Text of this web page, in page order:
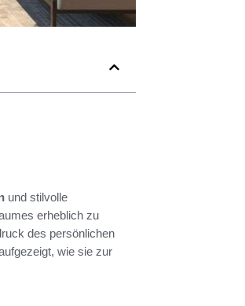
und stilvolle
erheblich zu
des persönlichen
wie sie zur